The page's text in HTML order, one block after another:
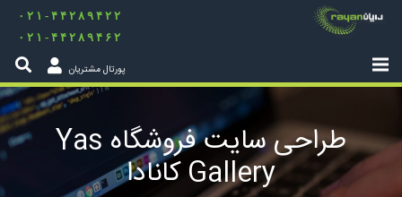
۰۲۱-۴۴۲۸۹۴۲۲
۰۲۱-۴۴۲۸۹۴۶۲
پورتال مشتریان
طراحی سایت فروشگاه Yas
Gallery کانادا